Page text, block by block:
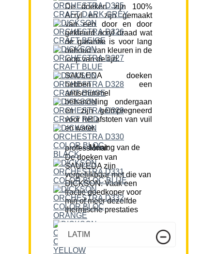
De doeken zijn 100%
Acryl en zijn gemaakt
van een door en door
gekleurd acryl draad wat
de garantie is voor lang
behoud van kleuren in de
loop van de tijd.
SAULEDA doeken
hebben een
antischimmel
behandeling ondergaan
en zijn geïmpregneerd
voor het afstoten van vuil
en water.
Mening van de professional:
De doeken van
SAULEDA zijn
vergelijkbaar met die van
DICKSON. Vaak een
fractie goedkoper voor
min of meer dezelfde
thermische prestaties
LATIM